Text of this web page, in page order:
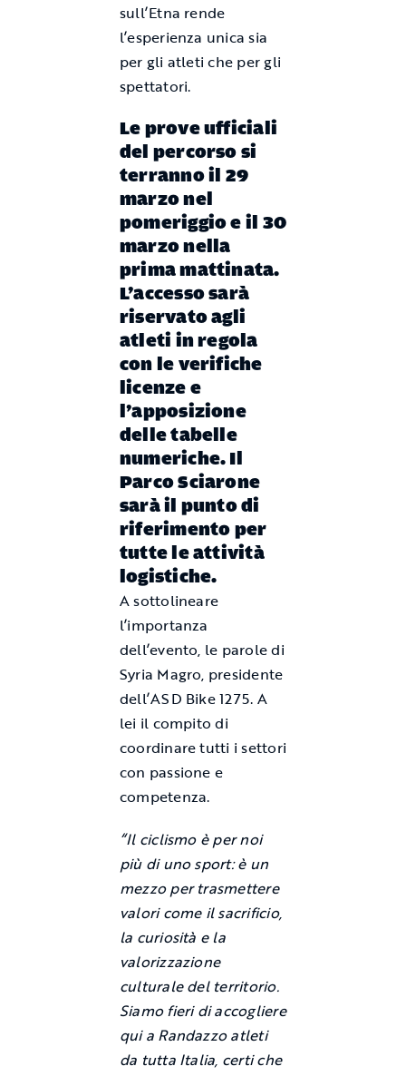
sull’Etna rende
l’esperienza unica sia
per gli atleti che per gli
spettatori.
Le prove ufficiali
del percorso si
terranno il 29
marzo nel
pomeriggio e il 30
marzo nella
prima mattinata.
L’accesso sarà
riservato agli
atleti in regola
con le verifiche
licenze e
l’apposizione
delle tabelle
numeriche. Il
Parco Sciarone
sarà il punto di
riferimento per
tutte le attività
logistiche.
A sottolineare
l’importanza
dell’evento, le parole di
Syria Magro, presidente
dell’ASD Bike 1275. A
lei il compito di
coordinare tutti i settori
con passione e
competenza.
“Il ciclismo è per noi
più di uno sport: è un
mezzo per trasmettere
valori come il sacrificio,
la curiosità e la
valorizzazione
culturale del territorio.
Siamo fieri di accogliere
qui a Randazzo atleti
da tutta Italia, certi che